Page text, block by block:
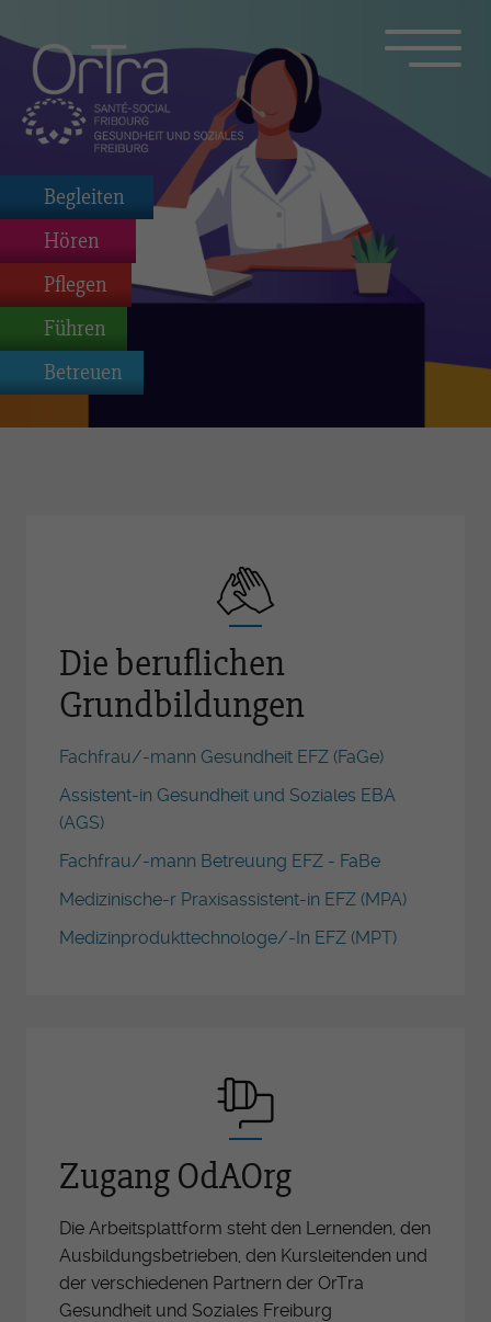
Begleiten
Hören
Pflegen
Führen
Betreuen
Die beruflichen
Grundbildungen
Fachfrau/-mann Gesundheit EFZ (FaGe)
Assistent-in Gesundheit und Soziales EBA
(AGS)
Fachfrau/-mann Betreuung EFZ - FaBe
Medizinische-r Praxisassistent-in EFZ (MPA)
Medizinprodukttechnologe/-In EFZ (MPT)
Zugang OdAOrg
Die Arbeitsplattform steht den Lernenden, den
Ausbildungsbetrieben, den Kursleitenden und
der verschiedenen Partnern der OrTra
Gesundheit und Soziales Freiburg